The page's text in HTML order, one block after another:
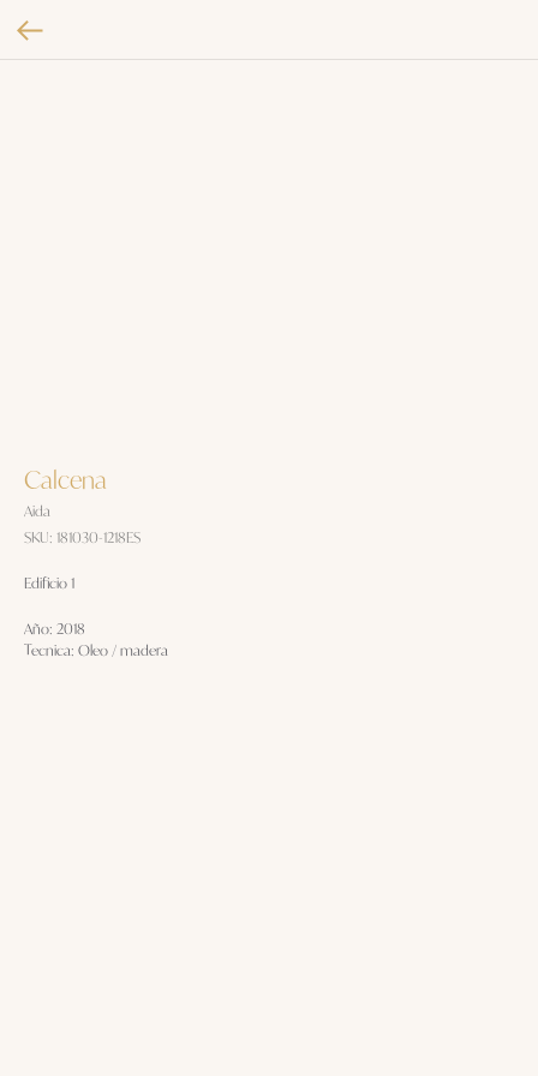
Calcena
Aida
SKU: 181030-1218ES
Edificio 1
Año: 2018
Tecnica: Oleo / madera